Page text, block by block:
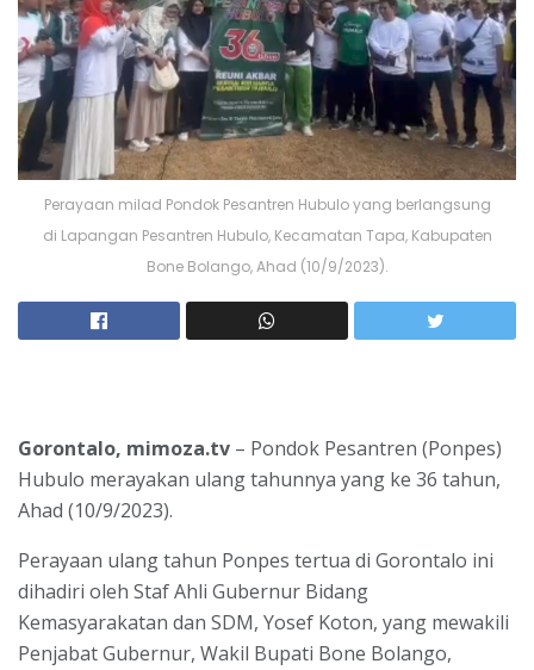
Perayaan milad Pondok Pesantren Hubulo yang berlangsung
di Lapangan Pesantren Hubulo, Kecamatan Tapa, Kabupaten
Bone Bolango, Ahad (10/9/2023).
Gorontalo, mimoza.tv – Pondok Pesantren (Ponpes)
Hubulo merayakan ulang tahunnya yang ke 36 tahun,
Ahad (10/9/2023).
Perayaan ulang tahun Ponpes tertua di Gorontalo ini
dihadiri oleh Staf Ahli Gubernur Bidang
Kemasyarakatan dan SDM, Yosef Koton, yang mewakili
Penjabat Gubernur, Wakil Bupati Bone Bolango,